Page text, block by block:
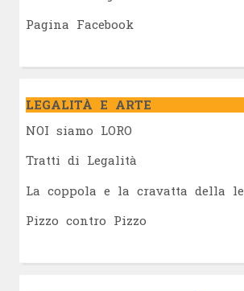
Pagina Facebook
LEGALITÀ E ARTE
NOI siamo LORO
Tratti di Legalità
La coppola e la cravatta della
Pizzo contro Pizzo